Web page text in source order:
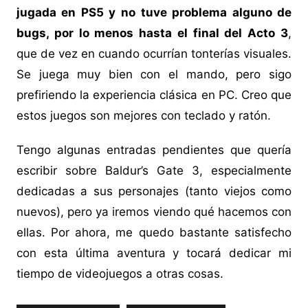
jugada en PS5 y no tuve problema alguno de
bugs, por lo menos hasta el final del Acto 3,
que de vez en cuando ocurrían tonterías visuales.
Se juega muy bien con el mando, pero sigo
prefiriendo la experiencia clásica en PC. Creo que
estos juegos son mejores con teclado y ratón.
Tengo algunas entradas pendientes que quería
escribir sobre Baldur’s Gate 3, especialmente
dedicadas a sus personajes (tanto viejos como
nuevos), pero ya iremos viendo qué hacemos con
ellas. Por ahora, me quedo bastante satisfecho
con esta última aventura y tocará dedicar mi
tiempo de videojuegos a otras cosas.